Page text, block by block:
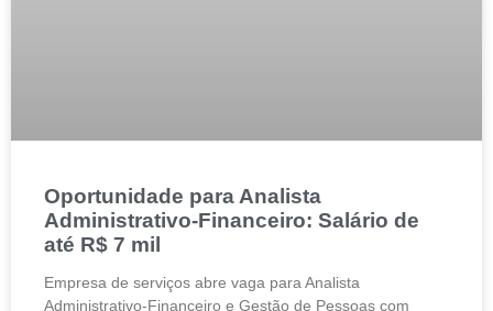
Oportunidade para Analista
Administrativo-Financeiro: Salário de
até R$ 7 mil
Empresa de serviços abre vaga para Analista
Administrativo-Financeiro e Gestão de Pessoas com